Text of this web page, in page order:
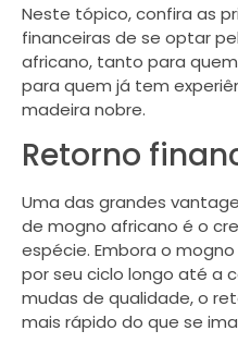
Neste tópico, confira as
financeiras de se optar
africano, tanto para
para quem já tem
madeira nobre.
Retorno
Uma das grandes
de mogno africano é o
espécie. Embora o
por seu ciclo longo até a
mudas de qualidade, o
mais rápido do que se